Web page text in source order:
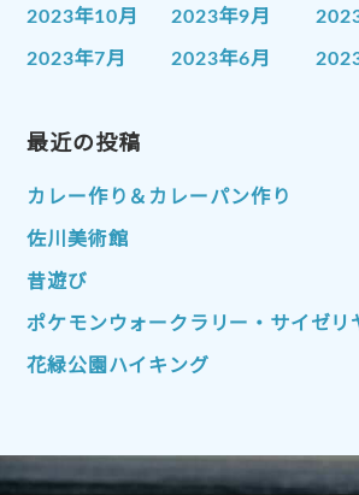
2023年10月 2023年9月
2023年7月 2023年6月
2023年1月
2022年10月 2022年9月
2022年7月
2022年4月
2022年1月 2021年12月
2021年10月 2021年9月
2021年1月 2020年12月
最近の投稿
カレー作り＆カレーパン作り
佐川美術館
昔遊び
ポケモンウォークラリー・サイゼリ
花緑公園ハイキング